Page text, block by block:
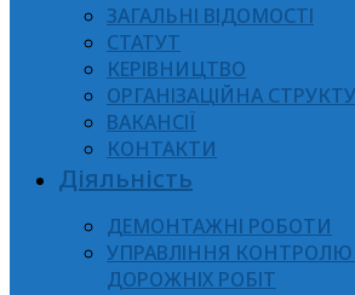
ЗАГАЛЬНІ ВІДОМОСТІ
СТАТУТ
КЕРІВНИЦТВО
ОРГАНІЗАЦІЙНА
ВАКАНСІЇ
КОНТАКТИ
Діяльність
ДЕМОНТАЖНІ РОБОТИ
УПРАВЛІННЯ КОНТРОЛЮ
ДОРОЖНІХ РОБІТ